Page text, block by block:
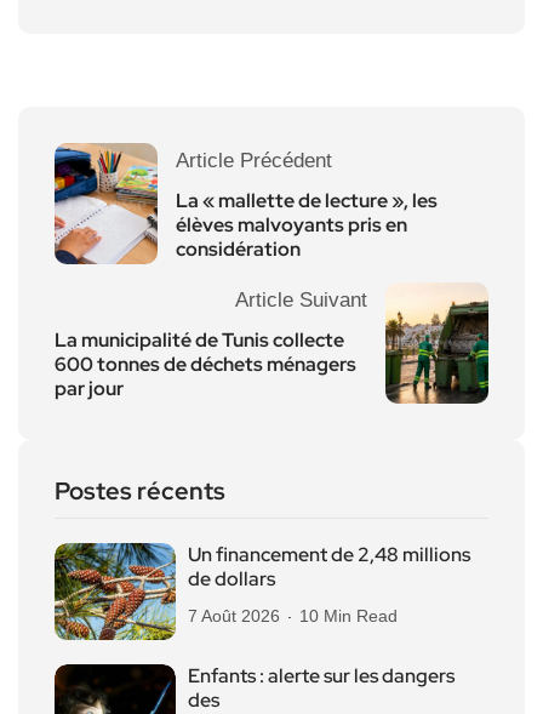
Article Précédent
La « mallette de lecture », les
élèves malvoyants pris en
considération
Article Suivant
La municipalité de Tunis collecte
600 tonnes de déchets ménagers
par jour
Postes récents
Un financement de 2,48 millions
de dollars
7 Août 2026 10 Min Read
Enfants : alerte sur les dangers
des